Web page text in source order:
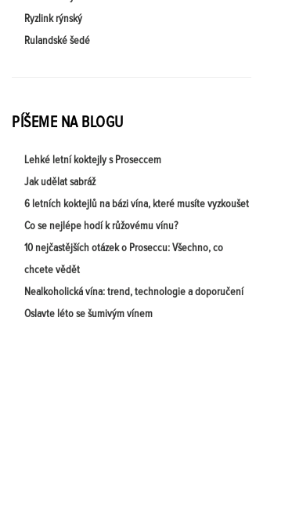
Ryzlink rýnský
Rulandské šedé
PÍŠEME NA BLOGU
Lehké letní koktejly s Proseccem
Jak udělat sabráž
6 letních koktejlů na bázi vína, které musíte vyzkoušet
Co se nejlépe hodí k růžovému vínu?
10 nejčastějších otázek o Proseccu: Všechno, co
chcete vědět
Nealkoholická vína: trend, technologie a doporučení
Oslavte léto se šumivým vínem